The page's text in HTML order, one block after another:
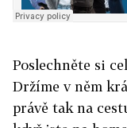
Poslechněte si
Držíme v něm
právě tak na